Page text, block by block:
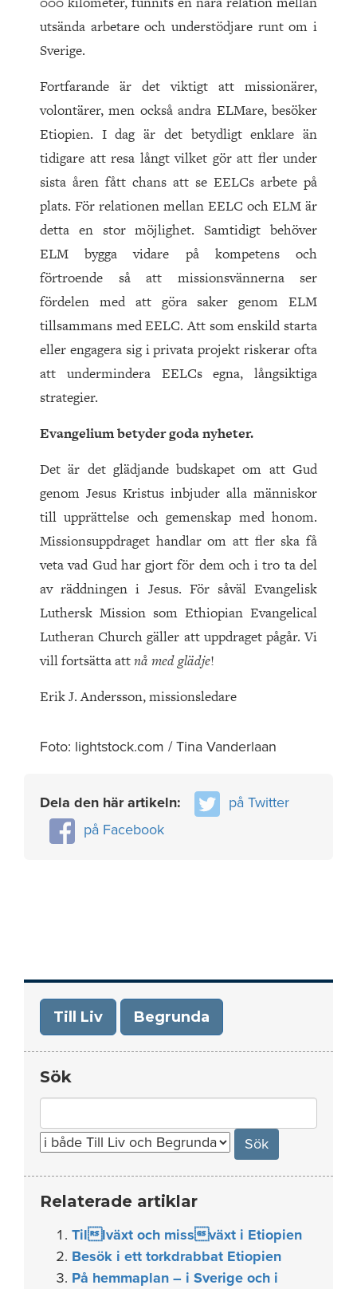
utsända arbetare och understödjare runt om i
Sverige.
Fortfarande är det viktigt att missionärer,
volontärer, men också andra ELMare, besöker
Etiopien. I dag är det betydligt enklare än
tidigare att resa långt vilket gör att fler under
sista åren fått chans att se EELCs arbete på
plats. För relationen mellan EELC och ELM är
detta en stor möjlighet. Samtidigt behöver
ELM bygga vidare på kompetens och
förtroende så att missionsvännerna ser
fördelen med att göra saker genom ELM
tillsammans med EELC. Att som enskild starta
eller engagera sig i privata projekt riskerar ofta
att undermindera EELCs egna, långsiktiga
strategier.
Evangelium betyder goda nyheter.
Det är det glädjande budskapet om att Gud
genom Jesus Kristus inbjuder alla människor
till upprättelse och gemenskap med honom.
Missionsuppdraget handlar om att fler ska få
veta vad Gud har gjort för dem och i tro ta del
av räddningen i Jesus. För såväl Evangelisk
Luthersk Mission som Ethiopian Evangelical
Lutheran Church gäller att uppdraget pågår. Vi
vill fortsätta attnå med glädje!
Erik J. Andersson, missionsledare
Foto: lightstock.com / Tina Vanderlaan
Dela den här artikeln:
på Twitter
på Facebook
Till Liv Begrunda
Sök
for:
Relaterade artiklar
Tillväxt och missväxt i Etiopien
Besök i ett torkdrabbat Etiopien
På hemmaplan – i Sverige och i